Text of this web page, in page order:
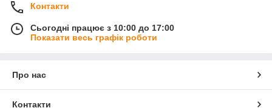
Контакти
Сьогодні працює з 10:00 до 17:00
Показати весь графік роботи
Про нас
Контакти